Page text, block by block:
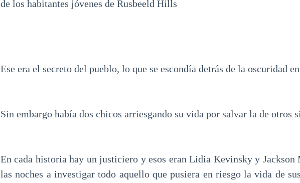
de los habitantes jóvenes de Rusbeeld Hills
Ese era el secreto del pueblo, lo que se escondía detrás de la oscuridad
Sin embargo había dos chicos arriesgando su vida por salvar la de otros
En cada historia hay un justiciero y esos eran Lidia Kevinsky y Jackson
las noches a investigar todo aquello que pusiera en riesgo la vida de